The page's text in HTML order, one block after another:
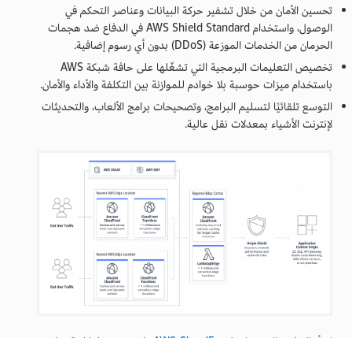
تحسين الأمان من خلال تشفير حركة البيانات وعناصر التحكم في
الوصول، واستخدام AWS Shield Standard في الدفاع ضد هجمات
الحرمان من الخدمات الموزعة (DDoS) بدون أي رسوم إضافية.
تخصيص التعليمات البرمجية التي تشغّلها على حافة شبكة AWS
باستخدام ميزات حوسبة بلا خوادم للموازنة بين التكلفة والأداء والأمان.
التوسع تلقائيًا لتسليم البرامج، وتصحيحات برامج الألعاب، والتحديثات
لإنترنت الأشياء بمعدلات نقل عالية.